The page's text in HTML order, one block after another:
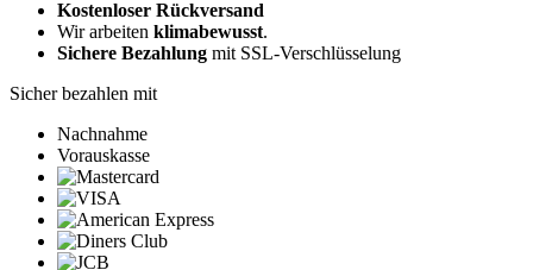
Kostenloser Rückversand
Wir arbeiten klimabewusst.
Sichere Bezahlung mit SSL-Verschlüsselung
Sicher bezahlen mit
Nachnahme
Vorauskasse